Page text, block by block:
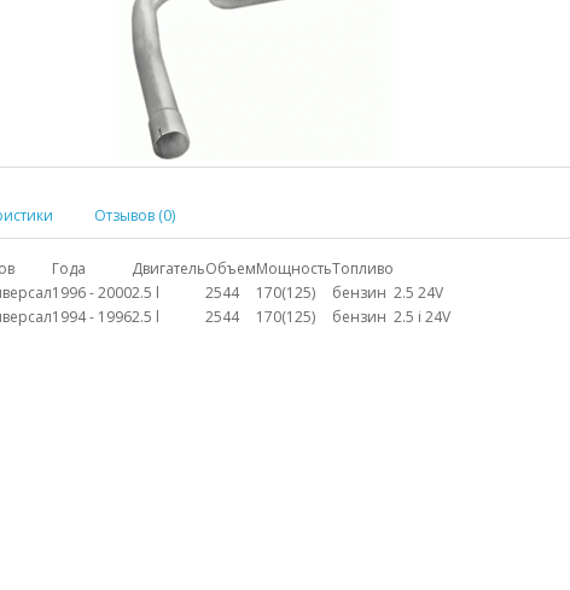
Отзывов (0)
Года ДвигательОбъемМощностьТопливо
1996 - 20002.5 l 2544 170(125) бензин 2.5 24V
1994 - 19962.5 l 2544 170(125) бензин 2.5 i 24V